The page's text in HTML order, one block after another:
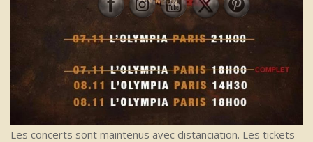
Les concerts sont maintenus avec distanciation. Les tickets